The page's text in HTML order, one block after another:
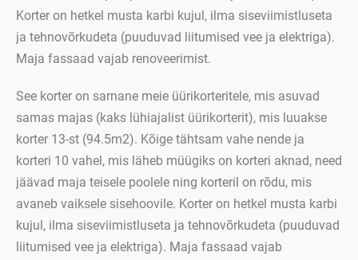
Korter on hetkel musta karbi kujul, ilma siseviimistluseta
ja tehnovõrkudeta (puuduvad liitumised vee ja elektriga).
Maja fassaad vajab renoveerimist.
See korter on sarnane meie üürikorteritele, mis asuvad
samas majas (kaks lühiajalist üürikorterit), mis luuakse
korter 13-st (94.5m2). Kõige tähtsam vahe nende ja
korteri 10 vahel, mis läheb müügiks on korteri aknad, need
jäävad maja teisele poolele ning korteril on rõdu, mis
avaneb vaiksele sisehoovile. Korter on hetkel musta karbi
kujul, ilma siseviimistluseta ja tehnovõrkudeta (puuduvad
liitumised vee ja elektriga). Maja fassaad vajab